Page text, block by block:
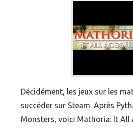
Décidément, les jeux sur les
succéder sur Steam. Après
Monsters, voici Mathoria: It All